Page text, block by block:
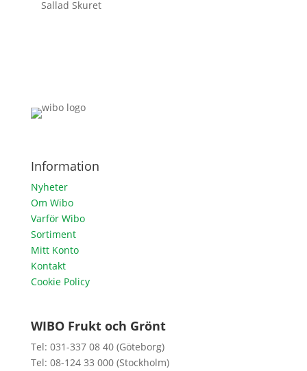
Sallad Skuret
Information
Nyheter
Om Wibo
Varför Wibo
Sortiment
Mitt Konto
Kontakt
Cookie Policy
WIBO Frukt och Grönt
Tel: 031-337 08 40 (Göteborg)
Tel: 08-124 33 000 (Stockholm)